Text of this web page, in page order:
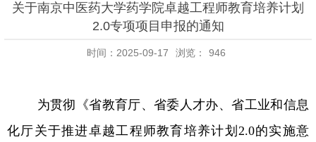
关于南京中医药大学药学院卓越工程师教育培养计划
2.0专项项目申报的通知
时间：2025-09-17 浏览： 946
为贯彻《省教育厅、省委人才办、省工业和信息
化厅关于推进卓越工程师教育培养计划 2.0的实施意